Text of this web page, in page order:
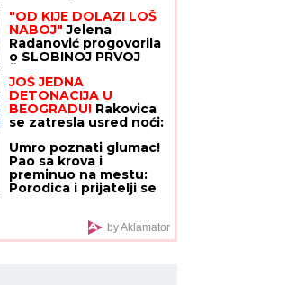
kravatom: Ne skidaju
osmeh pred crkveno
venčanje
"OD KIJE DOLAZI LOŠ
NABOJ" Jelena
Radanović progovorila
o SLOBINOJ PRVOJ
izjavom o Luni Đogani:
"Ona je prirodna,
dopada mi se"
JOŠ JEDNA
DETONACIJA U
BEOGRADU! Rakovica
se zatresla usred noći:
policija traga za
počiniocem
Umro poznati glumac!
Pao sa krova i
preminuo na mestu:
Porodica i prijatelji se
by Aklamator